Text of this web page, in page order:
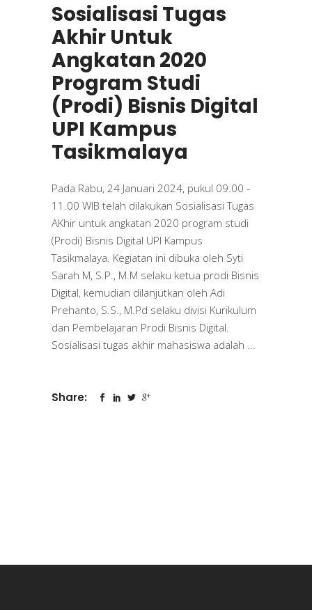
Sosialisasi Tugas
Akhir Untuk
Angkatan 2020
Program Studi
(Prodi) Bisnis Digital
UPI Kampus
Tasikmalaya
Pada Rabu, 24 Januari 2024, pukul 09.00 -
11.00 WIB telah dilakukan Sosialisasi Tugas
AKhir untuk angkatan 2020 program studi
(Prodi) Bisnis Digital UPI Kampus
Tasikmalaya. Kegiatan ini dibuka oleh Syti
Sarah M, S.P., M.M selaku ketua prodi Bisnis
Digital, kemudian dilanjutkan oleh Adi
Prehanto, S.S., M.Pd selaku divisi Kurikulum
dan Pembelajaran Prodi Bisnis Digital.
Sosialisasi tugas akhir mahasiswa adalah
Share: